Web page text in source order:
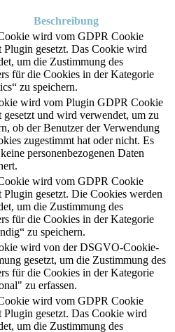
Beschreibung
wird vom GDPR Cookie
Plugin gesetzt. Das Cookie wird
um die Zustimmung des
für die Cookies in der Kategorie
zu speichern.
wird vom Plugin GDPR Cookie
gesetzt und wird verwendet, um zu
ob der Benutzer der Verwendung
zugestimmt hat oder nicht. Es
personenbezogenen Daten
wird vom GDPR Cookie
Plugin gesetzt. Die Cookies werden
um die Zustimmung des
für die Cookies in der Kategorie
zu speichern.
wird von der DSGVO-Cookie-
gesetzt, um die Zustimmung des
für die Cookies in der Kategorie
zu erfassen.
wird vom GDPR Cookie
Plugin gesetzt. Das Cookie wird
um die Zustimmung des